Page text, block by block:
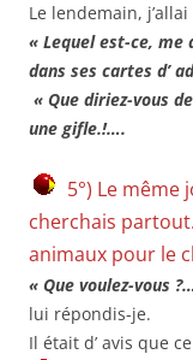
Le lendemain,
« Lequel est-ce,
dans ses cartes d’
« Que diriez-vous
une gifle.!….
5°) Le même
cherchais
animaux pour le
« Que voulez-vous
lui répondis-je.
Il était d’ avis que